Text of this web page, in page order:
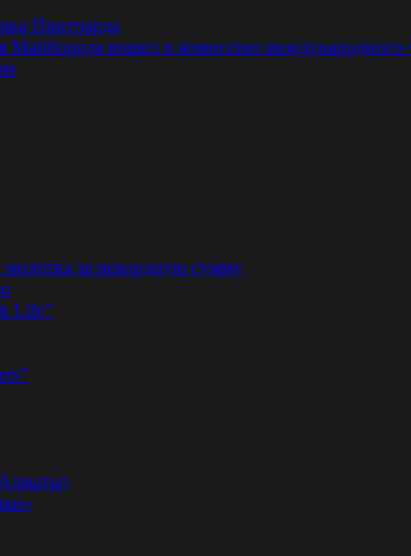
Притчарда
Майборода вошел в комиссию международного
за рекордную сумму
Life”